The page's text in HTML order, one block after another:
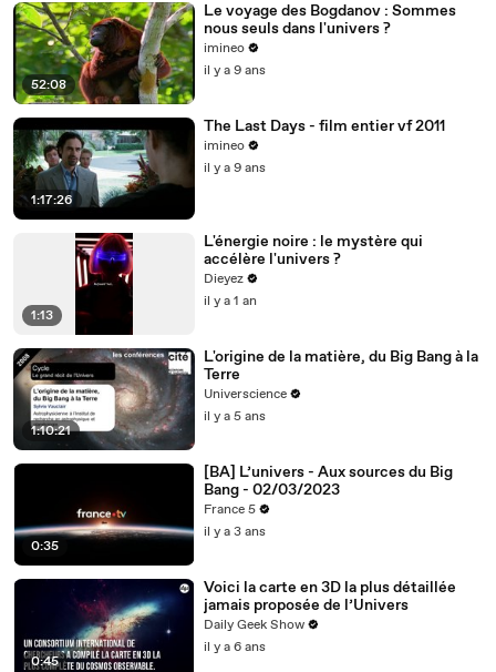
52:08
Le voyage des Bogdanov : Sommes
nous seuls dans l'univers ?
imineo
il y a 9 ans
1:17:26
The Last Days - film entier vf 2011
imineo
il y a 9 ans
1:13
L'énergie noire : le mystère qui
accélère l'univers ?
Dieyez
il y a 1 an
1:10:21
L'origine de la matière, du Big Bang à la
Terre
Universcience
il y a 5 ans
0:35
[BA] L’univers - Aux sources du Big
Bang - 02/03/2023
France 5
il y a 3 ans
0:45
Voici la carte en 3D la plus détaillée
jamais proposée de l’Univers
Daily Geek Show
il y a 6 ans